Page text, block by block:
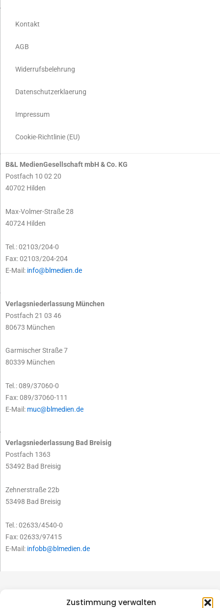
Zustimmung verwalten
Kontakt
AGB
Widerrufsbelehrung
Datenschutzerklaerung
Impressum
Cookie-Richtlinie (EU)
B&L MedienGesellschaft mbH & Co. KG
Postfach 10 02 20
40702 Hilden
Max-Volmer-Straße 28
40724 Hilden
Tel.: 02103/204-0
Fax: 02103/204-204
E-Mail: info@blmedien.de
Verlagsniederlassung München
Postfach 21 03 46
80673 München
Garmischer Straße 7
80339 München
Tel.: 089/37060-0
Fax: 089/37060-111
E-Mail: muc@blmedien.de
Verlagsniederlassung Bad Breisig
Postfach 1363
53492 Bad Breisig
Zehnerstraße 22b
53498 Bad Breisig
Tel.: 02633/4540-0
Fax: 02633/97415
E-Mail: infobb@blmedien.de